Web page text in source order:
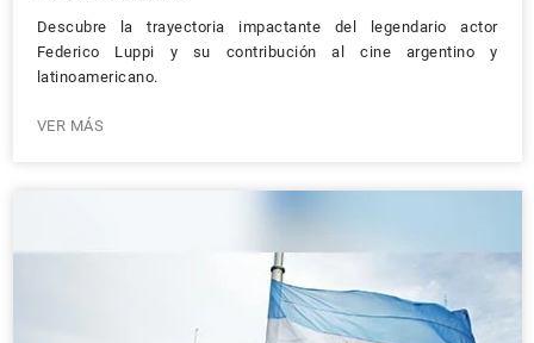
Descubre la trayectoria impactante del legendario actor
Federico Luppi y su contribución al cine argentino y
latinoamericano.
VER MÁS